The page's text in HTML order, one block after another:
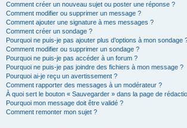
Comment créer un nouveau sujet ou poster une réponse ?
Comment modifier ou supprimer un message ?
Comment ajouter une signature à mes messages ?
Comment créer un sondage ?
Pourquoi ne puis-je pas ajouter plus d’options à mon sondage
Comment modifier ou supprimer un sondage ?
Pourquoi ne puis-je pas accéder à un forum ?
Pourquoi ne puis-je pas joindre des fichiers à mon message ?
Pourquoi ai-je reçu un avertissement ?
Comment rapporter des messages à un modérateur ?
À quoi sert le bouton « Sauvegarder » dans la page de
Pourquoi mon message doit être validé ?
Comment remonter mon sujet ?